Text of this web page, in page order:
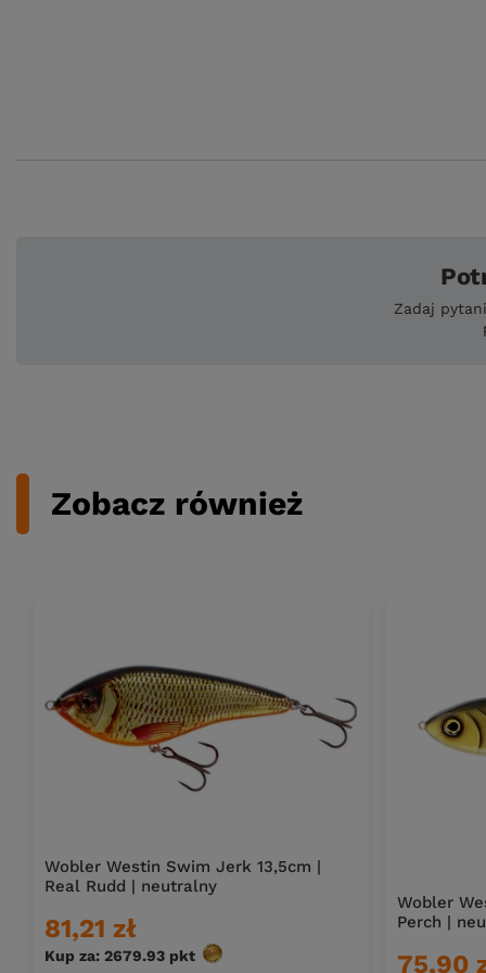
Zadaj
Zobacz również
Wobler Westin Swim Jerk 13,5cm |
Real Rudd | neutralny
81,21 zł
Kup za: 2679.93 pkt punktów
Wobler
Perch |
75,90